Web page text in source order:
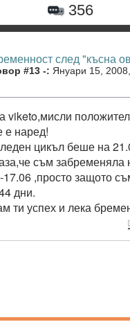
356
след "късна
#13 -: Януари 15,
viketo,мисли
е наред!
цикъл беше на
съм забременяла
,просто защото
дни.
ти успех и лека